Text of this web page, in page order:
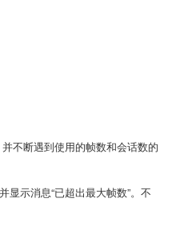
不断遇到使用的帧数和会话数的
显示消息“已超出最大帧数”。不